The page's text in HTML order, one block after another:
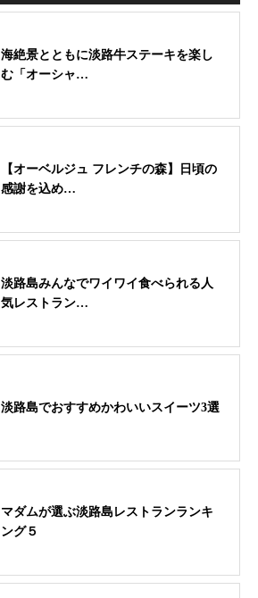
海絶景とともに淡路牛ステーキを楽し
む「オーシャ…
【オーベルジュ フレンチの森】日頃の
感謝を込め…
淡路島みんなでワイワイ食べられる人
気レストラン…
淡路島でおすすめかわいいスイーツ3選
マダムが選ぶ淡路島レストランランキ
ング５